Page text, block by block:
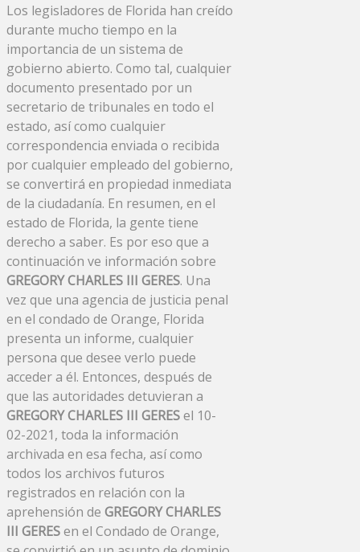
Los legisladores de Florida han creído
durante mucho tiempo en la
importancia de un sistema de
gobierno abierto. Como tal, cualquier
documento presentado por un
secretario de tribunales en todo el
estado, así como cualquier
correspondencia enviada o recibida
por cualquier empleado del gobierno,
se convertirá en propiedad inmediata
de la ciudadanía. En resumen, en el
estado de Florida, la gente tiene
derecho a saber. Es por eso que a
continuación ve información sobre
GREGORY CHARLES III GERES. Una
vez que una agencia de justicia penal
en el condado de Orange, Florida
presenta un informe, cualquier
persona que desee verlo puede
acceder a él. Entonces, después de
que las autoridades detuvieran a
GREGORY CHARLES III GERESel 10-
02-2021, toda la información
archivada en esa fecha, así como
todos los archivos futuros
registrados en relación con la
aprehensión de GREGORY CHARLES
III GERESen el Condado de Orange,